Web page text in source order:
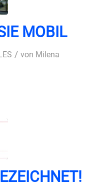
MOBIL
/ von Milena